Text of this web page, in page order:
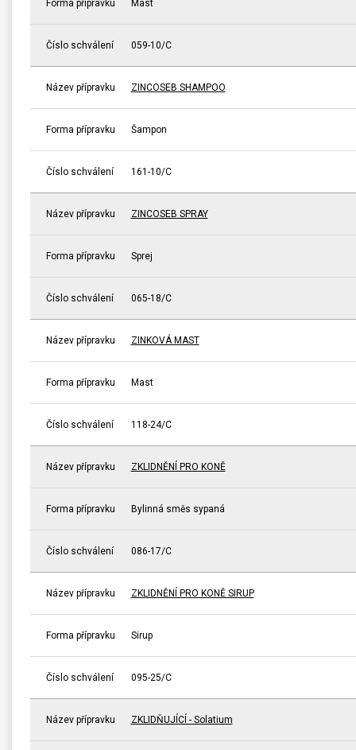
Forma přípravku Mast
Číslo schválení 059-10/C
Název přípravku ZINCOSEB SHAMPOO
Forma přípravku Šampon
Číslo schválení 161-10/C
Název přípravku ZINCOSEB SPRAY
Forma přípravku Sprej
Číslo schválení 065-18/C
Název přípravku ZINKOVÁ MAST
Forma přípravku Mast
Číslo schválení 118-24/C
Název přípravku ZKLIDNĚNÍ PRO KONĚ
Forma přípravku Bylinná směs sypaná
Číslo schválení 086-17/C
Název přípravku ZKLIDNĚNÍ PRO KONĚ SIRUP
Forma přípravku Sirup
Číslo schválení 095-25/C
Název přípravku ZKLIDŇUJÍCÍ - Solatium